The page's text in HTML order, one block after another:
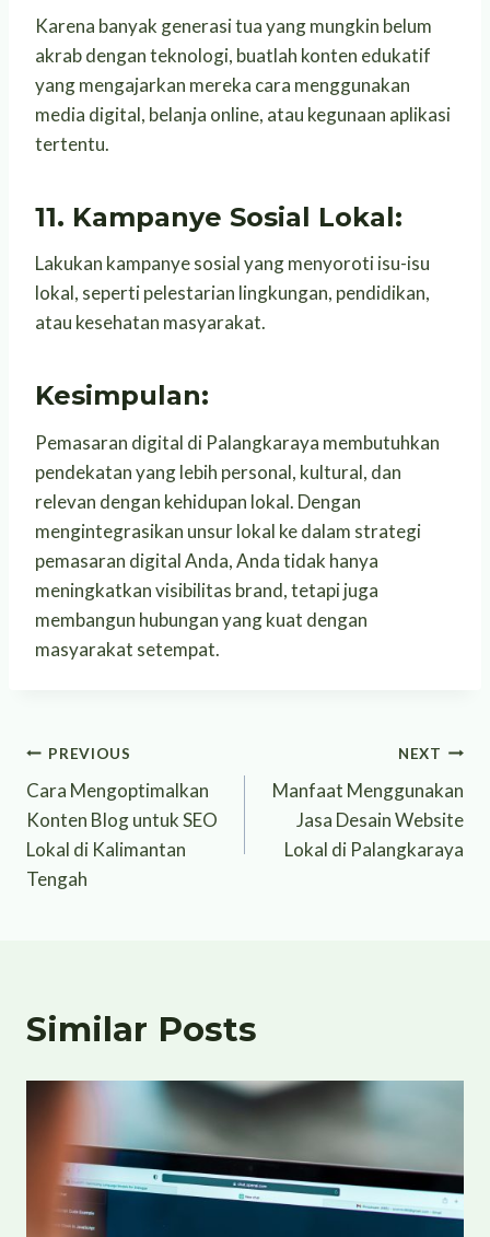
Karena banyak generasi tua yang mungkin belum
akrab dengan teknologi, buatlah konten edukatif
yang mengajarkan mereka cara menggunakan
media digital, belanja online, atau kegunaan aplikasi
tertentu.
11. Kampanye Sosial Lokal:
Lakukan kampanye sosial yang menyoroti isu-isu
lokal, seperti pelestarian lingkungan, pendidikan,
atau kesehatan masyarakat.
Kesimpulan:
Pemasaran digital di Palangkaraya membutuhkan
pendekatan yang lebih personal, kultural, dan
relevan dengan kehidupan lokal. Dengan
mengintegrasikan unsur lokal ke dalam strategi
pemasaran digital Anda, Anda tidak hanya
meningkatkan visibilitas brand, tetapi juga
membangun hubungan yang kuat dengan
masyarakat setempat.
Post
navigation
PREVIOUS
Cara Mengoptimalkan
Konten Blog untuk SEO
Lokal di Kalimantan
Tengah
NEXT
Manfaat Menggunakan
Jasa Desain Website
Lokal di Palangkaraya
Similar Posts